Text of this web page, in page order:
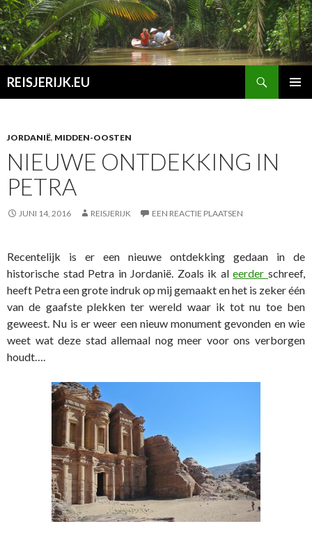
REISJERIJK.EU
JORDANIË, MIDDEN-OOSTEN
NIEUWE ONTDEKKING IN
PETRA
JUNI 14, 2016 REISJERIJK EEN REACTIE PLAATSEN
Recentelijk is er een nieuwe ontdekking gedaan in de
historische stad Petra in Jordanië. Zoals ik aleerderschreef,
heeft Petra een grote indruk op mij gemaakt en het is zeker één
van de gaafste plekken ter wereld waar ik tot nu toe ben
geweest. Nu is er weer een nieuw monument gevonden en wie
weet wat deze stad allemaal nog meer voor ons verborgen
houdt….